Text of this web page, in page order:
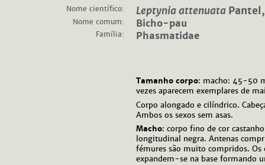
Nome científico: Leptynia attenuata
Nome comum: Bicho-pau
Família: Phasmatidae
Tamanho corpo: macho: 45-50
vezes aparecem exemplares de
Corpo alongado e cilíndrico.
Ambos os sexos sem asas.
Macho: corpo fino de cor
longitudinal negra. Antenas
fémures são muito compridos. Os
expandem-se na base formando